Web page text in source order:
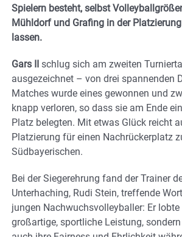
Spielern besteht, selbst
Mühldorf und Grafing in der
lassen.
Gars II schlug sich am zweiten
ausgezeichnet – von drei spannenden
Matches wurde eines gewonnen und
knapp verloren, so dass sie am Ende
Platz belegten. Mit etwas Glück reicht
Platzierung für einen Nachrückerplatz
Südbayerischen.
Bei der Siegerehrung fand der Trainer
Unterhaching, Rudi Stein, treffende
jungen Nachwuchsvolleyballer: Er
großartige, sportliche Leistung,